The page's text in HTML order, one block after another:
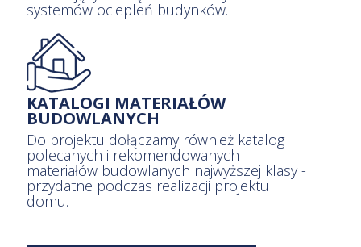
KATALOGI MATERIAŁÓW
BUDOWLANYCH
Do projektu dołączamy również katalog
polecanych i rekomendowanych
materiałów budowlanych najwyższej klasy
- przydatne podczas realizacji projektu
domu.